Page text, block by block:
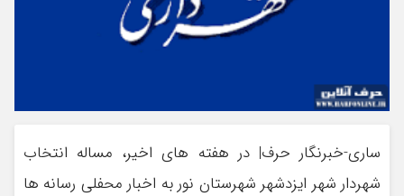
ساری-خبرنگار حرف| در هفته های اخیر، مساله انتخاب
شهردار شهر ایزدشهر شهرستان نور به اخبار محفلی رسانه ها